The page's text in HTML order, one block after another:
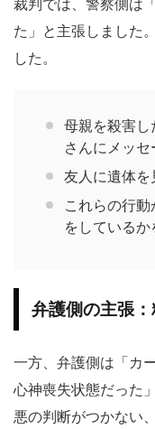
た」と主張しました
した。
母親を殺害
さんにメッ
友人に遺体を
これらの行
をしている
弁護側の主張
一方、弁護側は「カ
心神喪失状態だった
悪の判断がつかない